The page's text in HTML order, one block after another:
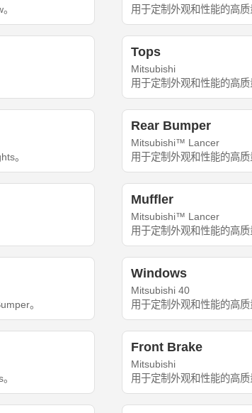
用于定制外观和性能的高质
Tops
Mitsubishi
用于定制外观和性能的高质
。
Rear Bumper
Mitsubishi™ Lancer
用于定制外观和性能的高质
Muffler
Mitsubishi™ Lancer
用于定制外观和性能的高质
。
Windows
Mitsubishi 40
用于定制外观和性能的高质
Front Brake
Mitsubishi
用于定制外观和性能的高质